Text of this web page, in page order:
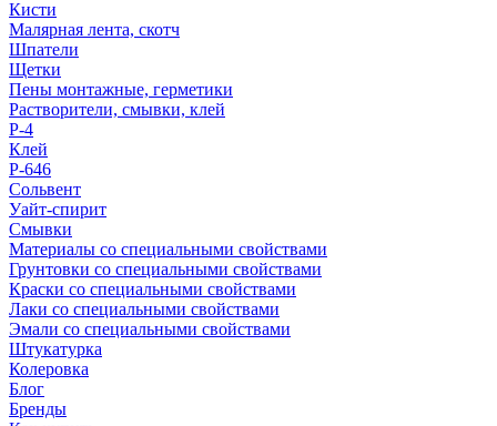
Кисти
Малярная лента, скотч
Шпатели
Щетки
Пены монтажные, герметики
Растворители, смывки, клей
Р-4
Клей
Р-646
Сольвент
Уайт-спирит
Смывки
Материалы со специальными свойствами
Грунтовки со специальными свойствами
Краски со специальными свойствами
Лаки со специальными свойствами
Эмали со специальными свойствами
Штукатурка
Колеровка
Блог
Бренды